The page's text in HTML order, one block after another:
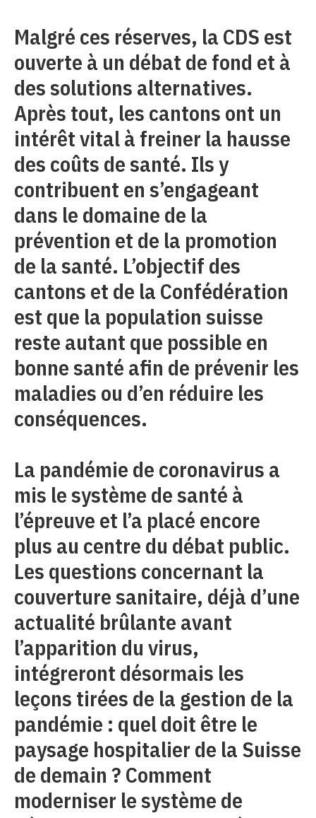
Malgré ces réserves, la CDS est
ouverte à un débat de fond et à
des solutions alternatives.
Après tout, les cantons ont un
intérêt vital à freiner la hausse
des coûts de santé. Ils y
contribuent en s’engageant
dans le domaine de la
prévention et de la promotion
de la santé. L’objectif des
cantons et de la Confédération
est que la population suisse
reste autant que possible en
bonne santé afin de prévenir les
maladies ou d’en réduire les
conséquences.
La pandémie de coronavirus a
mis le système de santé à
l’épreuve et l’a placé encore
plus au centre du débat public.
Les questions concernant la
couverture sanitaire, déjà d’une
actualité brûlante avant
l’apparition du virus,
intégreront désormais les
leçons tirées de la gestion de la
pandémie : quel doit être le
paysage hospitalier de la Suisse
de demain ? Comment
moderniser le système de